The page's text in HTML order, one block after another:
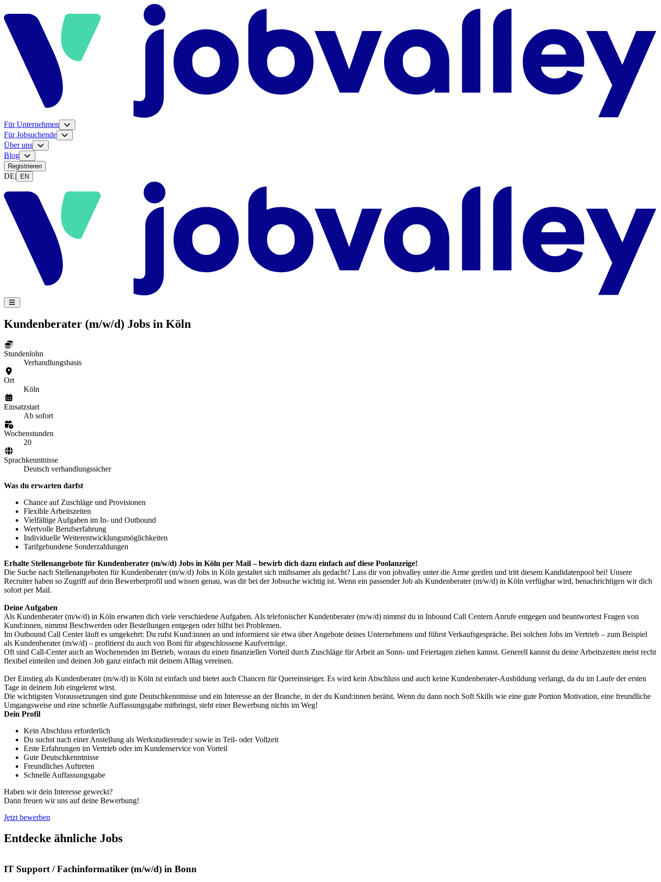
Für Unternehmen
Für Jobsuchende
Über uns
Blog
Registrieren
DE| EN
Kundenberater (m/w/d) Jobs in Köln
Stundenlohn
Verhandlungsbasis
Ort
Köln
Einsatzstart
Ab sofort
Wochenstunden
20
Sprachkenntnisse
Deutsch verhandlungssicher
Was du erwarten darfst
Chance auf Zuschläge und Provisionen
Flexible Arbeitszeiten
Vielfältige Aufgaben im In- und Outbound
Wertvolle Berufserfahrung
Individuelle Weiterentwicklungsmöglichkeiten
Tarifgebundene Sonderzahlungen
Erhalte Stellenangebote für Kundenberater (m/w/d) Jobs in Köln per Mail – bewirb dich dazu einfach auf diese Poolanzeige!
Die Suche nach Stellenangeboten für Kundenberater (m/w/d) Jobs in Köln gestaltet sich mühsamer als gedacht? Lass dir von jobvalley unter die Arme greifen und tritt diesem Kandidatenpool bei! Unsere
Recruiter haben so Zugriff auf dein Bewerberprofil und wissen genau, was dir bei der Jobsuche wichtig ist. Wenn ein passender Job als Kundenberater (m/w/d) in Köln verfügbar wird, benachrichtigen wir dich
sofort per Mail.
Deine Aufgaben
Als Kundenberater (m/w/d) in Köln erwarten dich viele verschiedene Aufgaben. Als telefonischer Kundenberater (m/w/d) nimmst du in Inbound Call Centern Anrufe entgegen und beantwortest Fragen von
Kund:innen, nimmst Beschwerden oder Bestellungen entgegen oder hilfst bei Problemen.
Im Outbound Call Center läuft es umgekehrt: Du rufst Kund:innen an und informierst sie etwa über Angebote deines Unternehmens und führst Verkaufsgespräche. Bei solchen Jobs im Vertrieb – zum Beispiel
als Kundenberater (m/w/d) – profitierst du auch von Boni für abgeschlossene Kaufverträge.
Oft sind Call-Center auch an Wochenenden im Betrieb, woraus du einen finanziellen Vorteil durch Zuschläge für Arbeit an Sonn- und Feiertagen ziehen kannst. Generell kannst du deine Arbeitszeiten meist recht
flexibel einteilen und deinen Job ganz einfach mit deinem Alltag vereinen.
Der Einstieg als Kundenberater (m/w/d) in Köln ist einfach und bietet auch Chancen für Quereinsteiger. Es wird kein Abschluss und auch keine Kundenberater-Ausbildung verlangt, da du im Laufe der ersten
Tage in deinem Job eingelernt wirst.
Die wichtigsten Voraussetzungen sind gute Deutschkenntnisse und ein Interesse an der Branche, in der du Kund:innen berätst. Wenn du dann noch Soft Skills wie eine gute Portion Motivation, eine freundliche
Umgangsweise und eine schnelle Auffassungsgabe mitbringst, steht einer Bewerbung nichts im Weg!
Dein Profil
Kein Abschluss erforderlich
Du suchst nach einer Anstellung als Werkstudierende:r sowie in Teil- oder Vollzeit
Erste Erfahrungen im Vertrieb oder im Kundenservice von Vorteil
Gute Deutschkenntnisse
Freundliches Auftreten
Schnelle Auffassungsgabe
Haben wir dein Interesse geweckt?
Dann freuen wir uns auf deine Bewerbung!
Jetzt bewerben
Entdecke ähnliche Jobs
IT Support / Fachinformatiker (m/w/d) in Bonn